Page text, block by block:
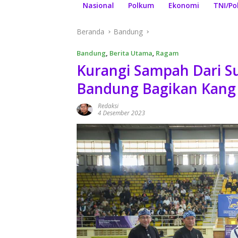
Nasional Polkum Ekonomi TNI/
Beranda Bandung
Bandung, Berita Utama, Ragam
Kurangi Sampah Dari
Bandung Bagikan
Redaksi
4 Desember 2023